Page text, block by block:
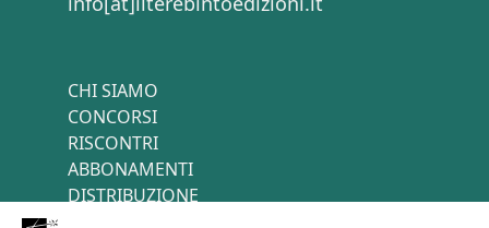
CHI SIAMO
CONCORSI
RISCONTRI
ABBONAMENTI
DISTRIBUZIONE